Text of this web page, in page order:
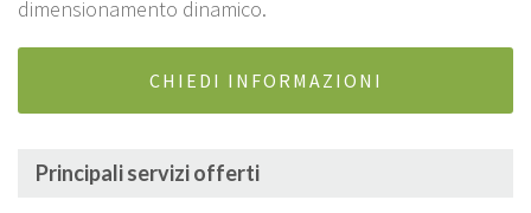
dimensionamento dinamico.
CHIEDI INFORMAZIONI
Principali servizi offerti